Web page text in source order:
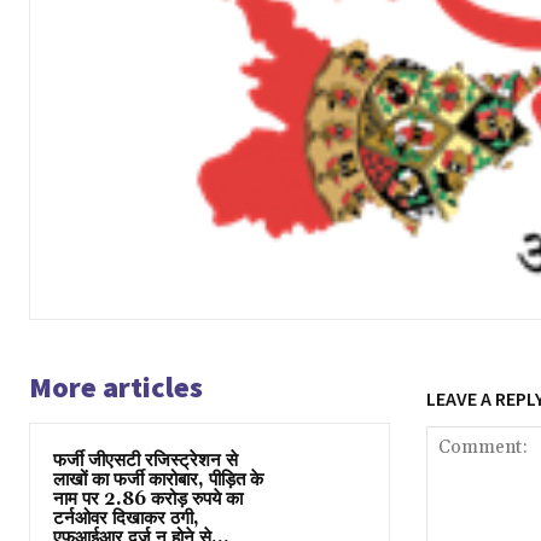
More articles
फर्जी जीएसटी रजिस्ट्रेशन से
लाखों का फर्जी कारोबार, पीड़ित के
नाम पर 2.86 करोड़ रुपये का
टर्नओवर दिखाकर ठगी,
LEAVE A